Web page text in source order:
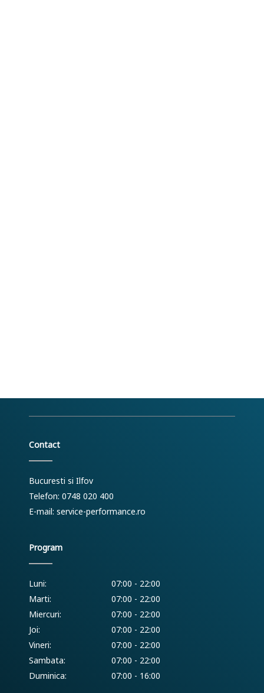
Contact
Bucuresti si Ilfov
Telefon: 0748 020 400
E-mail: service-performance.ro
Program
Luni:
07:00 - 22:00
Marti:
07:00 - 22:00
Miercuri:
07:00 - 22:00
Joi:
07:00 - 22:00
Vineri:
07:00 - 22:00
Sambata:
07:00 - 22:00
Duminica:
07:00 - 16:00